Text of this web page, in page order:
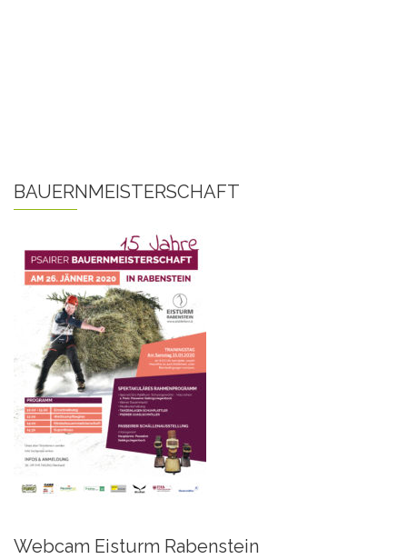
BAUERNMEISTERSCHAFT
Webcam Eisturm Rabenstein